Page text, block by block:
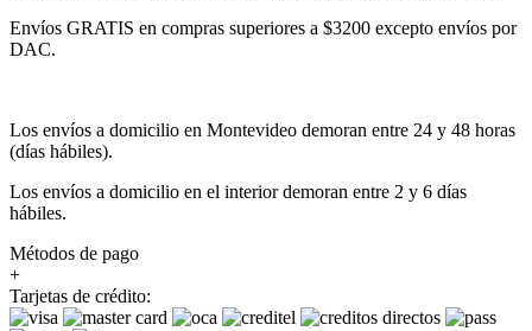
Envíos GRATIS en compras superiores a $3200 excepto envíos por
DAC.
Los envíos a domicilio en Montevideo demoran entre 24 y 48 horas
(días hábiles).
Los envíos a domicilio en el interior demoran entre 2 y 6 días
hábiles.
Métodos de pago
+
Tarjetas de crédito: